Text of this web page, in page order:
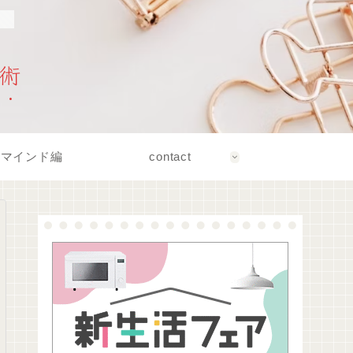
マインド編 contact